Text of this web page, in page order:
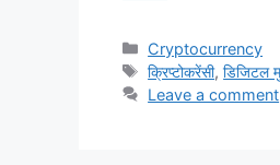
Categories
Cryptocurrency
Tags
क्रिप्टोकरेंसी,डिजिटल
Leave a comment